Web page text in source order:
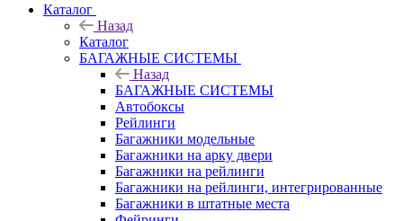
Каталог
Назад
Каталог
БАГАЖНЫЕ СИСТЕМЫ
Назад
БАГАЖНЫЕ СИСТЕМЫ
Автобоксы
Рейлинги
Багажники модельные
Багажники на арку двери
Багажники на рейлинги
Багажники на рейлинги, интегрированные
Багажники в штатные места